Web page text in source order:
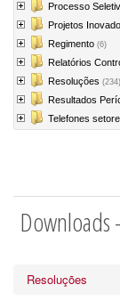
Processo
Projetos
Regimento (6)
Relatórios
Resoluções (234)
Resultados
Telefones
Downloads
Resoluções